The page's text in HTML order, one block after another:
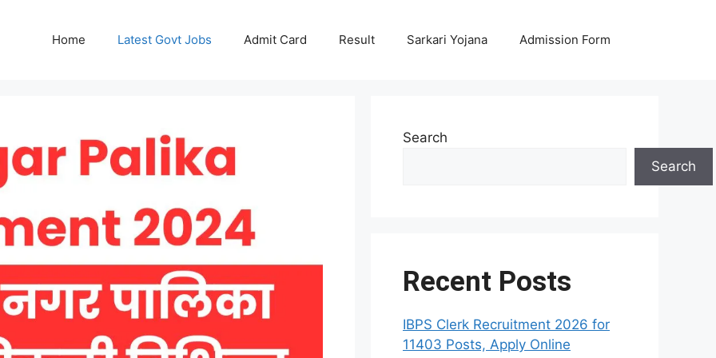
Home Latest Govt Jobs Admit Card Result Sarkari Yojana Admission Form
Search
Search
Recent Posts
IBPS Clerk Recruitment 2026 for
11403 Posts, Apply Online